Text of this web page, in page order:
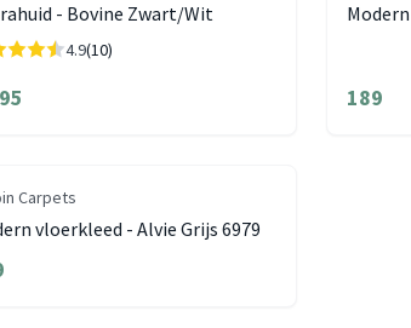
- Bovine Zwart/Wit
4.9(10)
189
Carpets
vloerkleed - Alvie Grijs 6979